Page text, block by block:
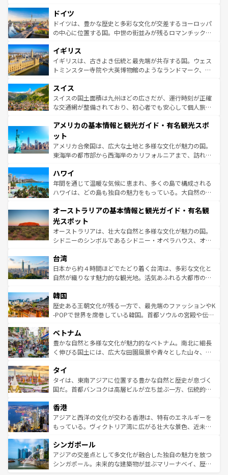
せる。地方によって風土や気候が異なるスペインはその個
性で訪れる人を魅了する。 なお、新着のスペイン情報は コ
ンテンツ一覧を参照してほしい。
で、幅広い魅力が詰まっている。華麗な宮殿、歴史的な大
聖堂、美しいビーチ、そして豊かな自然が、訪れる者を心
から魅了する。また、フランスは美食の国としても知ら
いる。シャンパンの発祥地であるランス、プロヴァンスの
香り高いラベンダー畑など、多彩な楽しみ方が可能だ。さ
らに、パリ以外の地域にも魅力が溢れており、どの街角に
れる地方に足を運ぶとそれぞれで全く異なる文化を体験で
きるだろう。 なお、新着のフランス情報はコンテンツ一覧
を参照してほしい。
ドイツ
ドイツは、豊かな歴史と多彩な文化が交差するヨーロッパ
の中心に位置する国。中世の街並みが残るロマンチック街
顔を持つこの国は、どこを歩いても飽きることがない。ベ
ルリンの文化的活気、バイエルン州のアルプスの絶景、そ
してライン川沿いのワイン畑といった風景は必見。ビール
は、お酒好きな人にはぜひ体験してほしい。 なお、新着の
ドイツ情報はコンテンツ一覧を参照してほしい。
イギリス
イギリスは、古きよき伝統と最先端が共存する国。ウェス
トミンスター寺院や大英博物館のようなランドマーク、歴
リアごとに異なる魅力がある。また、優雅なアフタヌーン
ティー、ビール好きにはたまらない英国パブ、サッカー観
戦など、本場だからこそできる体験も豊富。イギリスを旅
ンツ一覧を参照してほしい。
スイス
スイスの国土面積は九州ほどの広さだが、運行時刻が正確
な交通網が整備されており、初心者でも安心して個人旅行
の建物がそのまま残る町や、スイスならではのユニークな
博物館もあり、アルプス観光だけでなく町歩きも満喫する
ことができる。国民の所得が高いため物価も高いが、旅行
者向けの交通パス提供のサービスもあり、うまく活用すれ
着のスイス情報は
アメリカの基本情報と観光ガイド・有名観光スポ
ット
アメリカ合衆国は、広大な土地と多様な文化が魅力の国。
東海岸の都市部から西海岸のカリフォルニアまで、訪れる
のような巨大都市は、観光、ショッピング、エンターテイ
ンメントが詰まった刺激的なスポットだ。一方、アメリカ
西部には大自然が広がり、グランドキャニオンやイエロー
部のニューオーリンズでは、音楽と美食が融合した独特の
文化が魅力。旅行者はアメリカの各地域で異なる魅力を楽
しみながら、その多様性と豊かな歴史を感じることができ
るだろう。車でのロードトリップや列車の旅も、アメリカ
情報は
ハワイ
年間を通じて温暖な気候に恵まれ、多くの島で構成される
ハワイは、どの島も独自の魅力をもっている。大自然の神
ワイ島は見逃せない。また、定番の観光地といえばオアフ
島だが、静かな自然を求めるならマウイ島やカウアイ島が
おすすめ。エメラルドグリーンに輝く海をはじめ、豊かな
文化や歴史が息づいている。「アロハスピリット」と呼ば
人々、おいしいローカルフードやハワイアンミュージッ
ク、伝統的なフラダンスなど、すべてがハワイの魅力を彩
っている。訪れるたびに新しい発見と感動が待っているハ
はコンテンツ一覧
オーストラリアの基本情報と観光ガイド・有名観
光スポット
オーストラリアは、壮大な自然と多様な文化が魅力の国。
シドニーのシンボルであるシドニー・オペラハウス、オー
リアリーフや大陸中央部にそびえるウルル（エアーズロッ
ク）、タスマニアの美しい原生林やケアンズの熱帯雨林な
ど、見どころがたくさん。また、カフェやワイン、オージ
いる。アクティビティも充実しており、サーフィンやダイ
ビング、ハイキングなど、アウトドア好きにはたまらな
い。オーストラリアの多彩な魅力を存分に味わいつくそ
参照してほしい。
台湾
日本から約４時間ほどでたどり着く台湾は、多彩な文化と
自然が織りなす魅力的な観光地。活気あふれる大都市の台
ン）、静ひつな山岳地帯である台湾東部など、都市の喧騒
と山間の静けさが共存しており、訪れる人に新しい発見と
驚きをもたらしてくれる。また、奥深い台湾の食文化も魅
容にもいいと評判のスイーツなど、バラエティ豊かな料理
が味わえる。 なお、新着の台湾情報は コンテンツ一覧を参
照してほしい。
韓国
歴史ある王朝文化が残る一方で、最先端のファッションやK
-POPで世界を席巻している韓国。首都ソウルの宮殿や伝統
き、地方に足を延ばせば四季折々の自然美を楽しむことが
できる。そして、キムチや焼肉、絶品のストリートフード
まで、さまざまな韓国料理が待っている。夜には、韓国な
リティに包まれながら、韓国の多彩な魅力を心ゆくまで味
わってみてほしい。 なお、新着の韓国情報はコンテンツ一
覧を参照してほしい。
ベトナム
豊かな自然と多様な文化が魅力的なベトナム。南北に細長
く伸びる国土には、広大な田園風景や青々とした山々、世
急速な発展と共に伝統が息づく。ハノイの古い町並みやホ
ーチミン市のフランス統治時代の建物も、独特の雰囲気を
醸し出している。また、バラエティの豊かさとおいしさで
とつ。フォーやバインミー、ベトナムコーヒーなどは、ぜ
ひ現地で味わいたい。どの地域を訪れてもあたたかい人々
が旅行者を迎えてくれるので、きっと忘れられない旅にな
参照してほしい。
タイ
タイは、東南アジアに位置する豊かな自然と歴史が息づく
国だ。首都バンコクは高層ビルが立ち並ぶ一方、伝統的な
の活気が交差している。北部ではチェンマイなどの山岳地
帯で自然と触れ合い、南部ではプーケットやクラビの美し
いビーチでリゾート気分を楽しむことができる。タイ料理
激する。気候は一年中温暖で、どの季節にも異なる楽しみ
が待っている。親しみやすいタイの人々、仏教を中心とし
た文化、そして多様な観光資源が、訪れる旅人を魅了し続
香港
アジアと西洋の文化が交わる香港は、特有のエネルギーを
もっている。ヴィクトリア湾に広がる壮大な景色、近未来
み、どこを訪れても感動するはず。観光スポットが密集し
ており、効率よく見どころを回れるのも魅力。息をのむよ
うな絶景から文化的な体験まで、香港を存分に楽しみ尽く
シンガポール
アジアの交差点として多文化が融合した独自の魅力を放つ
シンガポール。未来的な建築物が並ぶマリーナベイ、歴史